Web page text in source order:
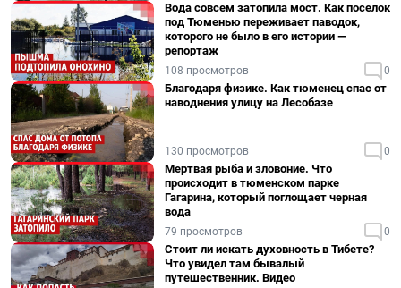
Вода совсем затопила мост. Как поселок
под Тюменью переживает паводок,
которого не было в его истории —
репортаж
108 просмотров 0
Благодаря физике. Как тюменец спас от
наводнения улицу на Лесобазе
130 просмотров 0
Мертвая рыба и зловоние. Что
происходит в тюменском парке
Гагарина, который поглощает черная
вода
79 просмотров 0
Стоит ли искать духовность в Тибете?
Что увидел там бывалый
путешественник. Видео